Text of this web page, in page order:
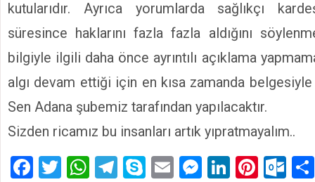
kutularıdır. Ayrıca yorumlarda sağlıkçı
süresince haklarını fazla fazla aldığını
bilgiyle ilgili daha önce ayrıntılı açıklama
algı devam ettiği için en kısa zamanda belgesiyle
Sen Adana şubemiz tarafından yapılacaktır.
Sizden ricamız bu insanları artık yıpratmayalım..
Facebook
Twitter
WhatsApp
Telegram
SkypeEmailMessenger
LinkedIn